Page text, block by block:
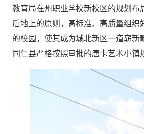
教育局在州职业学校新校区的规划布
后地上的原则，高标准、高质量组
的校园，使其成为城北新区一道崭
同仁县严格按照审批的唐卡艺术小镇